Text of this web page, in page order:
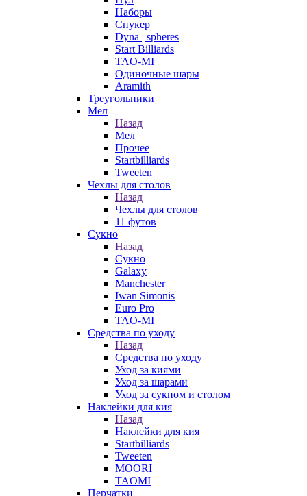
Наборы
Снукер
Dyna | spheres
Start Billiards
TAO-MI
Одиночные шары
Aramith
Треугольники
Мел
Назад
Мел
Прочее
Startbilliards
Tweeten
Чехлы для столов
Назад
Чехлы для столов
11 футов
Сукно
Назад
Сукно
Galaxy
Manchester
Iwan Simonis
Euro Pro
TAO-MI
Средства по уходу
Назад
Средства по уходу
Уход за киями
Уход за шарами
Уход за сукном и столом
Наклейки для кия
Назад
Наклейки для кия
Startbilliards
Tweeten
MOORI
TAOMI
Перчатки